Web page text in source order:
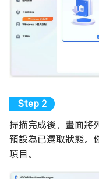
掃描完成後，畫面將
預設為已選取狀態。
項目。